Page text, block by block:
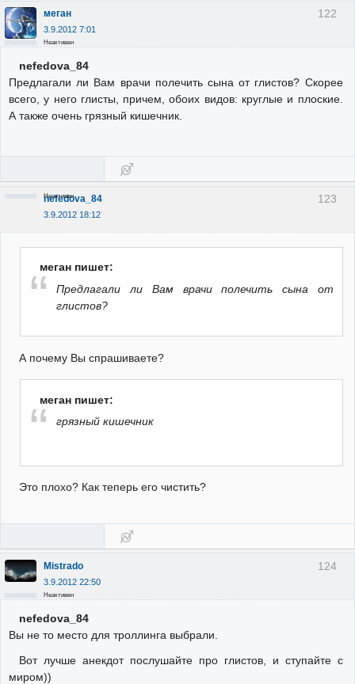
122
меган
3.9.2012 7:01
Неактивен
nefedova_84
Предлагали ли Вам врачи полечить сына от глистов? Скорее
всего, у него глисты, причем, обоих видов: круглые и плоские.
А также очень грязный кишечник.
123
nefedova_84
3.9.2012 18:12
Неактивен
меган пишет:
Предлагали ли Вам врачи полечить сына от
глистов?
А почему Вы спрашиваете?
меган пишет:
грязный кишечник
Это плохо? Как теперь его чистить?
124
Mistrado
3.9.2012 22:50
Неактивен
nefedova_84
Вы не то место для троллинга выбрали.
Вот лучше анекдот послушайте про глистов, и ступайте с
миром))